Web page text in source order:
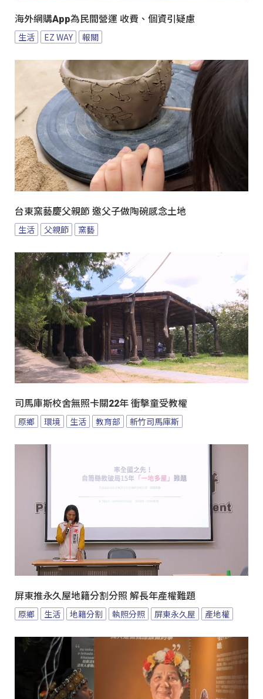
海外網購App為民間營運 收費、個資引疑慮
生活 EZ WAY 報關
台東窯藝慶父親節 邀父子做陶碗感念土地
生活 父親節 窯藝
司馬庫斯校舍無照卡關22年 衝擊童受教權
原鄉 環境 生活 教育部 新竹司馬庫斯
屏東推永久屋地籍分割分照 解長年產權難題
原鄉 生活 地籍分割 執照分照 屏東永久屋 產地權